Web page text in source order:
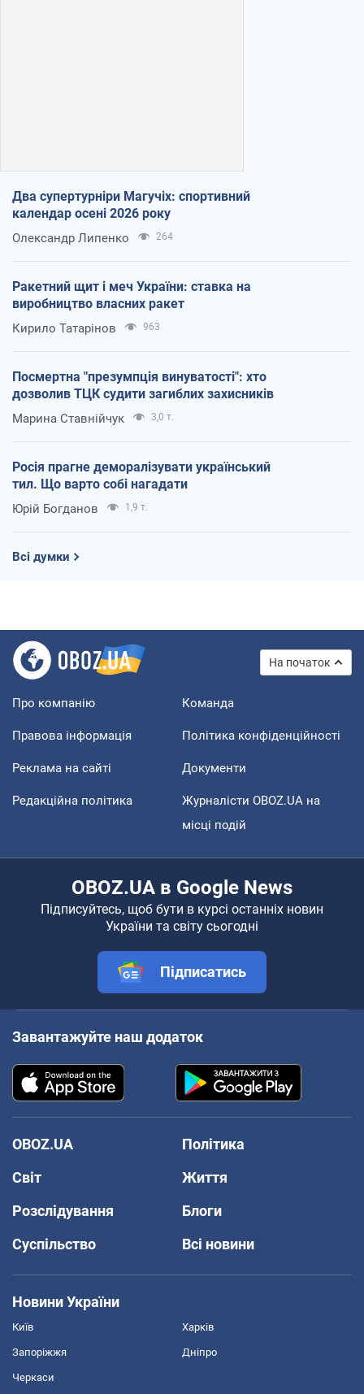
Два супертурніри Магучіх: спортивний
календар осені 2026 року
Олександр Липенко 264
Ракетний щит і меч України: ставка на
виробництво власних ракет
Кирило Татарінов 963
Посмертна "презумпція винуватості": хто
дозволив ТЦК судити загиблих захисників
Марина Ставнійчук 3,0 т.
Росія прагне деморалізувати український
тил. Що варто собі нагадати
Юрій Богданов 1,9 т.
Всі думки
На початок
Про компанію Команда
Правова інформація Політика конфіденційності
Реклама на сайті Документи
Редакційна політика
Журналісти OBOZ.UA на
місці подій
OBOZ.UA в Google News
Підписуйтесь, щоб бути в курсі останніх новин
України та світу сьогодні
Підписатись
Завантажуйте наш додаток
OBOZ.UA
Політика
Світ
Життя
Розслідування
Блоги
Суспільство
Всі новини
Новини України
Київ Харків
Запоріжжя Дніпро
Черкаси